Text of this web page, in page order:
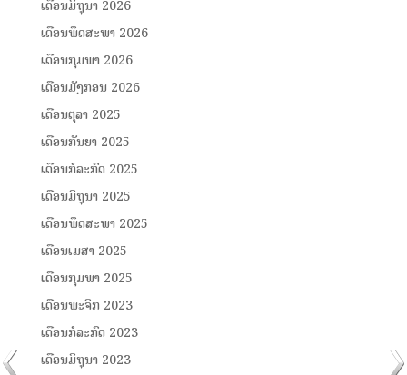
ເດືອນມິຖຸນາ 2026
ເດືອນພຶດສະພາ 2026
ເດືອນກຸມພາ 2026
ເດືອນມັງກອນ 2026
ເດືອນຕຸລາ 2025
ເດືອນກັນຍາ 2025
ເດືອນກໍລະກົດ 2025
ເດືອນມິຖຸນາ 2025
ເດືອນພຶດສະພາ 2025
ເດືອນເມສາ 2025
ເດືອນກຸມພາ 2025
ເດືອນພະຈິກ 2023
ເດືອນກໍລະກົດ 2023
ເດືອນມິຖຸນາ 2023